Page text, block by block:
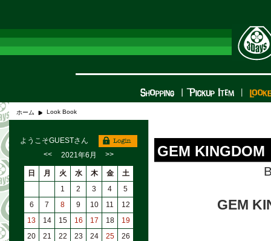
ホーム Look Book
GEM
GEM
ようこそGUESTさん
<<
2021年6月 >>
日 月 火 水 木 金
土
1
2 3 4
5
6
7 8 9 10 11
12
13
14 15 16 17 18
19
20
21 22 23 24 25
26